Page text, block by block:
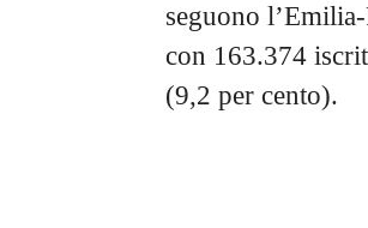
seguono
con 163.374
(9,2 per cento).